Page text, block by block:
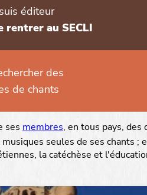
éditeur
rentrer au SECLI
des
de chants
ses membres, en tous pays,
seules de ses chants
la catéchèse et